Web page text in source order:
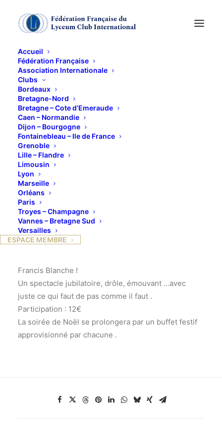
Accueil
Fédération Française
Association Internationale
Clubs
Bordeaux
Bretagne-Nord
Bretagne – Cote d’Emeraude
Caen – Normandie
Dijon – Bourgogne
Fontainebleau – Ile de France
Grenoble
Lille – Flandre
Limousin
Lyon
Marseille
Orléans
Paris
Troyes – Champagne
Vannes – Bretagne Sud
Versailles
ESPACE MEMBRE
Soirée théâtrale de
Noël » Panier cuit-
Panier cru »
Deux virtuoses (Myriam Frinault et Jean-Jacques
Durand, comédien)vous proposent de passer d’une
oeuvre à une autre sans voir la couture …de
Francis Blanche !
Un spectacle jubilatoire, drôle, émouvant …avec
juste ce qui faut de pas comme il faut .
Participation : 12€
La soirée de Noël se prolongera par un buffet festif
approvisionné par chacune .